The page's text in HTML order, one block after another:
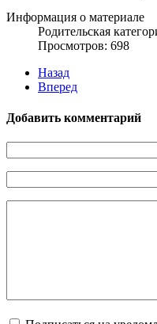
Информация о материале
Родительская
Просмотров: 698
Назад
Вперед
Добавить комментарий